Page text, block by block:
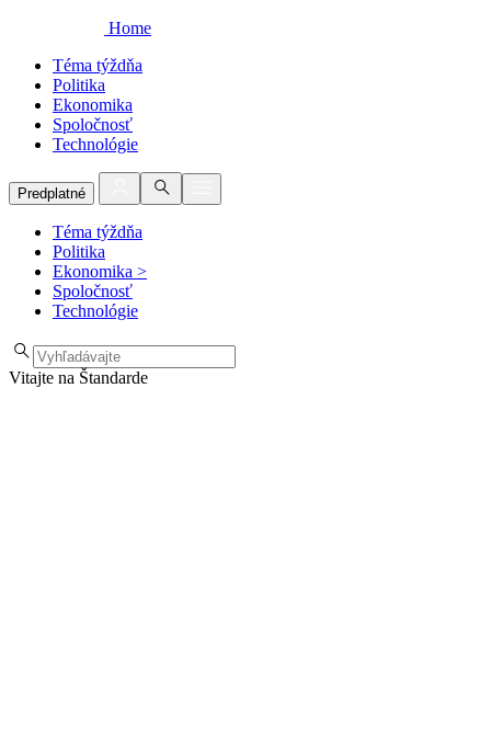
Home
Téma týždňa
Politika
Ekonomika
Spoločnosť
Technológie
Predplatné
Téma týždňa
Politika
Ekonomika >
Spoločnosť
Technológie
Vitajte na Štandarde